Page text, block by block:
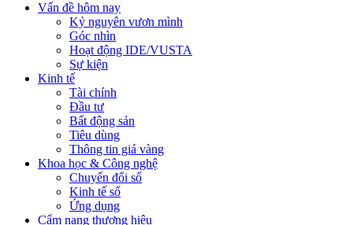
Vấn đề hôm nay
Kỷ nguyên vươn mình
Góc nhìn
Hoạt động IDE/VUSTA
Sự kiện
Kinh tế
Tài chính
Đầu tư
Bất động sản
Tiêu dùng
Thông tin giá vàng
Khoa học & Công nghệ
Chuyển đổi số
Kinh tế số
Ứng dụng
Cẩm nang thương hiệu